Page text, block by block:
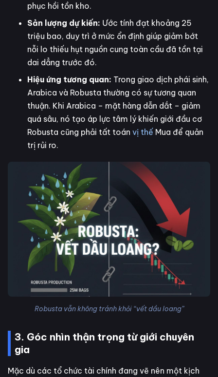
phục hồi tồn kho.
Sản lượng dự kiến: Ước tính đạt khoảng 25
triệu bao, duy trì ở mức ổn định giúp giảm bớt
nỗi lo thiếu hụt nguồn cung toàn cầu đã tồn tại
dai dẳng trước đó.
Hiệu ứng tương quan: Trong giao dịch phái sinh,
Arabica và Robusta thường có sự tương quan
thuận. Khi Arabica – mặt hàng dẫn dắt – giảm
quá sâu, nó tạo áp lực tâm lý khiến giới đầu cơ
Robusta cũng phải tất toán vị thế Mua để quản
trị rủi ro.
Robusta vẫn không tránh khỏi “vết dầu loang”
3. Góc nhìn thận trọng từ giới chuyên
gia
Mặc dù các tổ chức tài chính đang vẽ nên một kịch